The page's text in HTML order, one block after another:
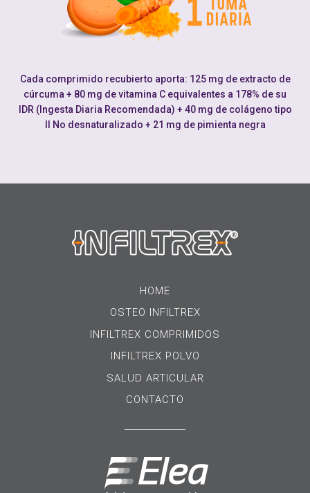
Cada comprimido recubierto aporta: 125 mg de extracto de
cúrcuma + 80 mg de vitamina C equivalentes a 178% de su
IDR (Ingesta Diaria Recomendada) + 40 mg de colágeno tipo
II No desnaturalizado + 21 mg de pimienta negra
HOME
OSTEO INFILTREX
INFILTREX COMPRIMIDOS
INFILTREX POLVO
SALUD ARTICULAR
CONTACTO